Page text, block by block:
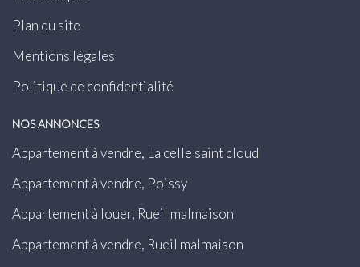
Plan du site
Mentions légales
Politique de confidentialité
NOS ANNONCES
Appartement à vendre, La celle saint cloud
Appartement à vendre, Poissy
Appartement à louer, Rueil malmaison
Appartement à vendre, Rueil malmaison